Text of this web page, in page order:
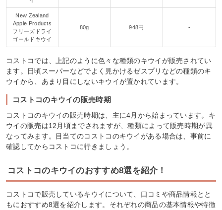
New Zealand
Apple Products
フリーズドライ
ゴールドキウイ
80g 948円 -
コストコでは、上記のように色々な種類のキウイが販売されてい
ます。日頃スーパーなどでよく見かけるゼスプリなどの種類のキ
ウイから、あまり目にしないキウイが置かれています。
コストコのキウイの販売時期
コストコのキウイの販売時期は、主に4月から始まっています。キ
ウイの販売は12月頃までされますが、種類によって販売時期が異
なってみます。目当てのコストコのキウイがある場合は、事前に
確認してからコストコに行きましょう。
コストコのキウイのおすすめ8選を紹介！
コストコで販売しているキウイについて、口コミや商品情報とと
もにおすすめ8選を紹介します。それぞれの商品の基本情報や特徴